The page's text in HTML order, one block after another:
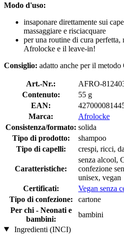
Modo d'uso:
insaponare direttamente sui
massaggiare e risciacquare
per una routine di cura
Afrolocke e il leave-in!
Consiglio: adatto anche per il
Art.-Nr.:
AFRO-
Contenuto:
55 g
EAN:
Marca:
Afrolocke
Consistenza/formato: solida
Tipo di prodotto:
shampoo
Tipo di capelli:
crespi, ricci,
Caratteristiche:
senza alcool,
confezione
unisex, vegan
Certificati:
Vegan senza
Tipo di confezione:
cartone
Per chi - Neonati e
bambini:
bambini
Ingredienti (INCI)